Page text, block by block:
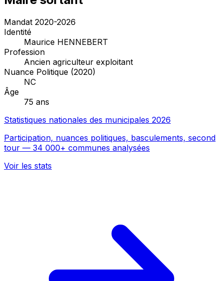
Mandat 2020-2026
Identité
Maurice HENNEBERT
Profession
Ancien agriculteur exploitant
Nuance Politique (2020)
NC
Âge
75 ans
Statistiques nationales des municipales 2026
Participation, nuances politiques, basculements, second
tour — 34 000+ communes analysées
Voir les stats